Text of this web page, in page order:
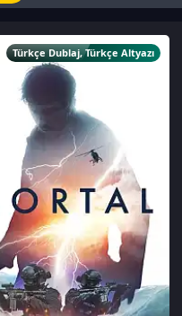
Türkçe Dublaj,Türkçe Altyazı